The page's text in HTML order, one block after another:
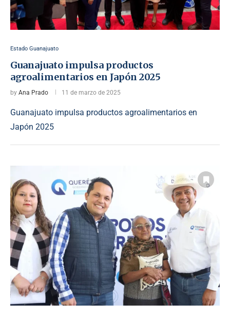
Estado Guanajuato
Guanajuato impulsa productos
agroalimentarios en Japón 2025
by Ana Prado 11 de marzo de 2025
Guanajuato impulsa productos agroalimentarios en
Japón 2025